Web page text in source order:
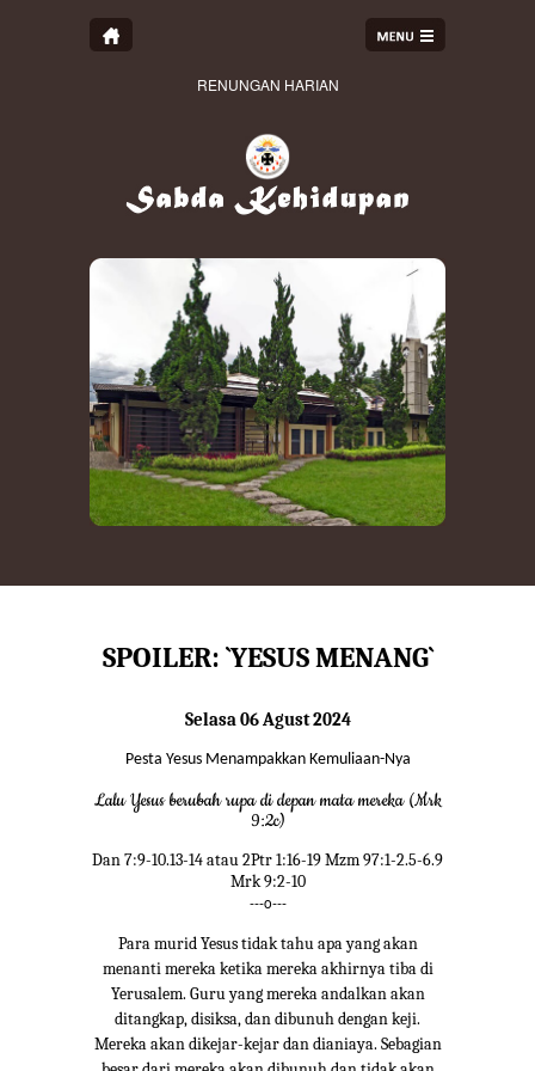
RENUNGAN HARIAN
SPOILER: `YESUS MENANG`
Selasa 06 Agust 2024
Pesta Yesus Menampakkan Kemuliaan-Nya
Lalu Yesus berubah rupa di depan mata mereka (Mrk
9:2c)
Dan 7:9-10.13-14 atau 2Ptr 1:16-19 Mzm 97:1-2.5-6.9
Mrk 9:2-10
---o---
Para murid Yesus tidak tahu apa yang akan
menanti mereka ketika mereka akhirnya tiba di
Yerusalem. Guru yang mereka andalkan akan
ditangkap, disiksa, dan dibunuh dengan keji.
Mereka akan dikejar-kejar dan dianiaya. Sebagian